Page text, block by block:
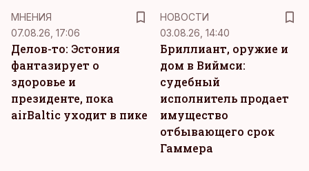
MНЕНИЯ
07.08.26, 17:06
Делов-то: Эстония
фантазирует о
здоровье и
президенте, пока
airBaltic уходит в пике
НОВОСТИ
03.08.26, 14:40
Бриллиант, оружие и
дом в Виймси:
судебный
исполнитель продает
имущество
отбывающего срок
Гаммера